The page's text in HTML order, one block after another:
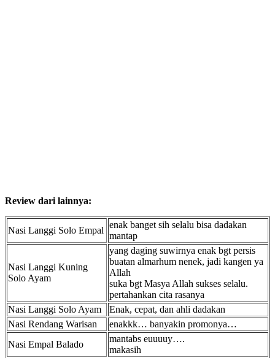
Review dari lainnya:
Nasi Langgi Solo Empal
enak banget sih selalu bisa dadakan
mantap
Nasi Langgi Kuning
Solo Ayam
yang daging suwirnya enak bgt persis
buatan almarhum nenek, jadi kangen ya
Allah
suka bgt Masya Allah sukses selalu.
pertahankan cita rasanya
Nasi Langgi Solo Ayam
Enak, cepat, dan ahli dadakan
Nasi Rendang Warisan
enakkk… banyakin promonya…
Nasi Empal Balado
mantabs euuuuy….
makasih